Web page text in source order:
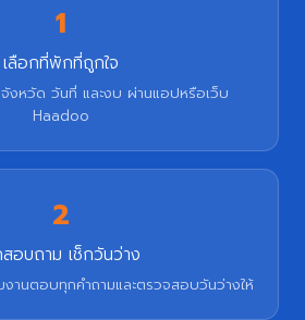
1
เลือกที่พักที่ถูกใจ
จังหวัด วันที่ และงบ ผ่านแอปหรือเว็บ
Haadoo
2
อบถาม เช็กวันว่าง
านตอบทุกคำถามและตรวจสอบวันว่างให้